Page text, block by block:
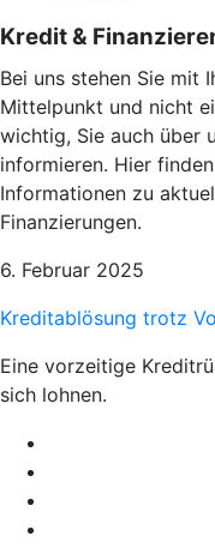
Kredit &
Bei uns stehen Sie mit
Mittelpunkt und nicht
wichtig, Sie auch über
informieren. Hier
Informationen zu
Finanzierungen.
6. Februar 2025
Kreditablösung trotz
Eine vorzeitige
sich lohnen.